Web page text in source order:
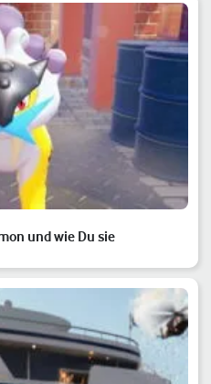
und wie Du sie